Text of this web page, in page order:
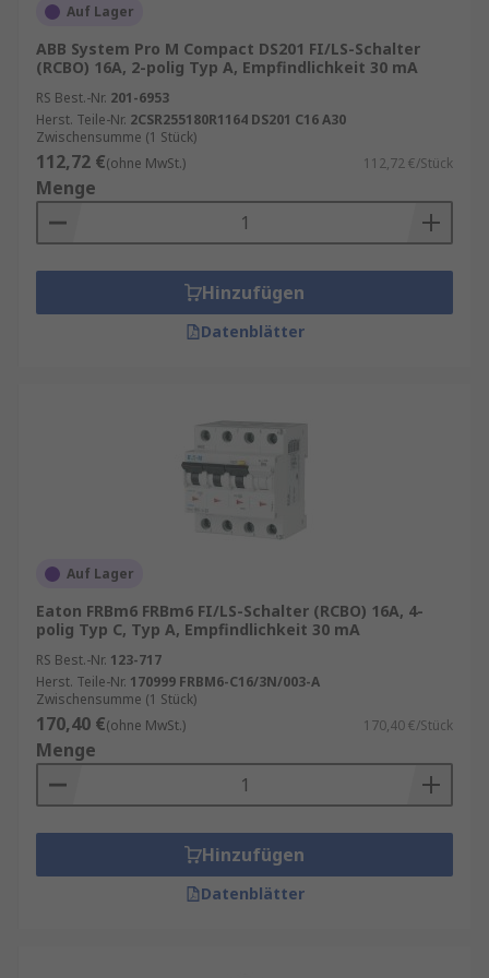
Auf Lager
ABB System Pro M Compact DS201 FI/LS-Schalter
(RCBO) 16A, 2-polig Typ A, Empfindlichkeit 30 mA
RS Best.-Nr. 201-6953
Herst. Teile-Nr. 2CSR255180R1164 DS201 C16 A30
Zwischensumme (1 Stück)
112,72 €(ohne MwSt.) 112,72 €/Stück
Menge
Hinzufügen
Datenblätter
Auf Lager
Eaton FRBm6 FRBm6 FI/LS-Schalter (RCBO) 16A, 4-
polig Typ C, Typ A, Empfindlichkeit 30 mA
RS Best.-Nr. 123-717
Herst. Teile-Nr. 170999 FRBM6-C16/3N/003-A
Zwischensumme (1 Stück)
170,40 €(ohne MwSt.) 170,40 €/Stück
Menge
Hinzufügen
Datenblätter